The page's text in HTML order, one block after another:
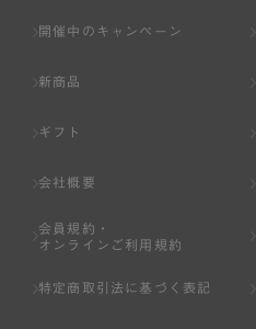
開催中のキャンペーン
新商品
ギフト
会社概要
会員規約・
オンラインご利用規約
特定商取引法に基づく表記